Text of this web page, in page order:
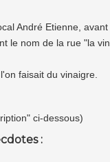
André Etienne,
le nom de la rue "la
faisait du vinaigre.
ci-dessous)
: